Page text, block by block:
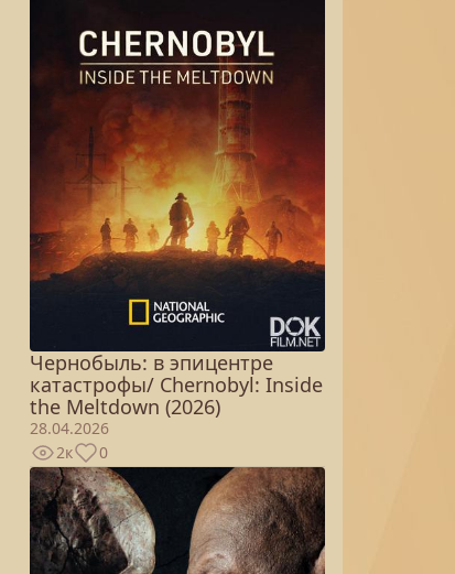
Чернобыль: в эпицентре
катастрофы/ Chernobyl: Inside
the Meltdown (2026)
28.04.2026
2к
0